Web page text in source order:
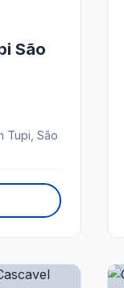
São
Tupi, São